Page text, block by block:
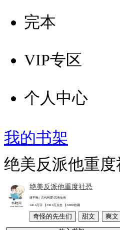
完本
VIP专区
个人中心
我的书架
绝美反派他重度
绝美反派他重度社恐
谢不晚 | 古代纯爱/武侠仙侠
140.6万字 238.6万点击 22882收藏
奇怪的先生们 甜文 爽文